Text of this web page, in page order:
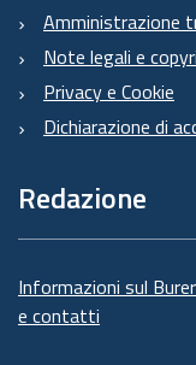
Amministrazione
Note legali e
Privacy e Cookie
Dichiarazione di
Redazione
Informazioni sul
e contatti